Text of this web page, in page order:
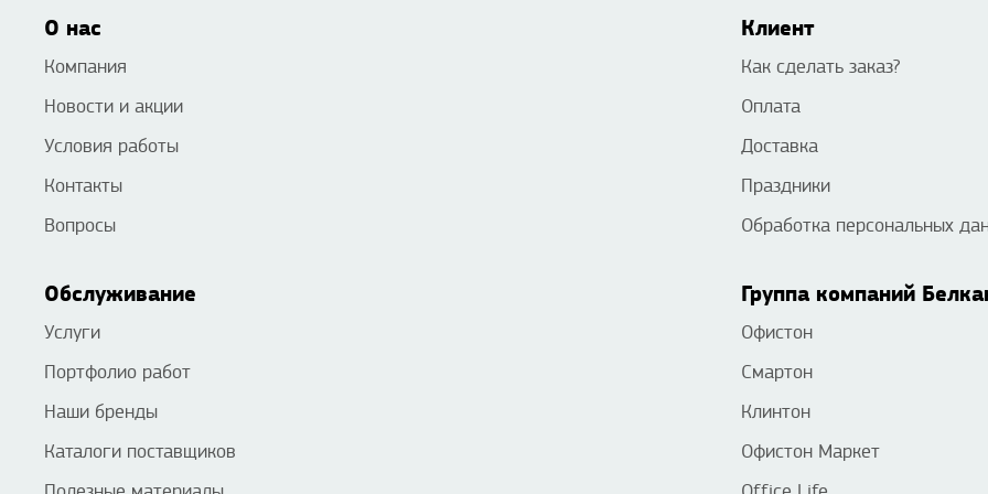
О нас
Компания
Новости и акции
Условия работы
Контакты
Вопросы
Клиент
Как сделать заказ?
Оплата
Доставка
Праздники
Обработка персональных
Обслуживание
Услуги
Портфолио работ
Наши бренды
Каталоги поставщиков
Группа компаний
Офистон
Смартон
Клинтон
Офистон Маркет